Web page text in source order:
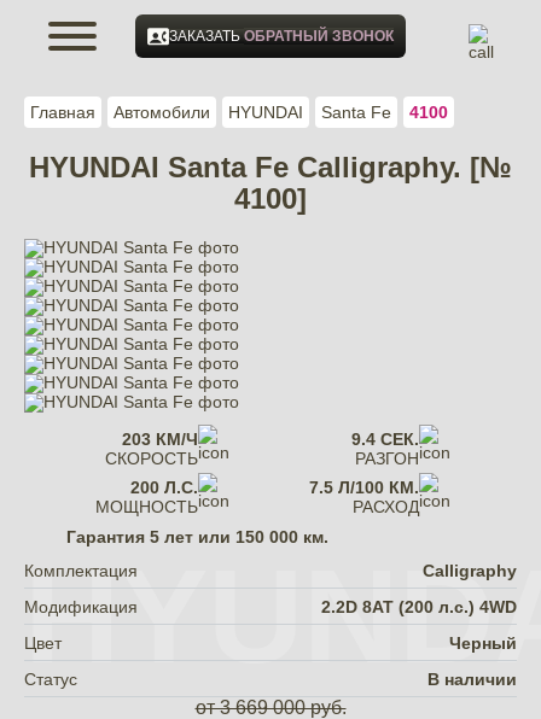
Главная Автомобили HYUNDAI Santa Fe 4100
HYUNDAI Santa Fe Calligraphy. [№
4100]
Гарантия 5 лет или 150 000 км.
Комплектация
Calligraphy
Модификация
2.2D 8АТ (200 л.с.) 4WD
Цвет
Черный
Статус
В наличии
от 3 669 000 руб.
203 КМ/Ч
СКОРОСТЬ
9.4 СЕК.
РАЗГОН
200 Л.С.
МОЩНОСТЬ
7.5 Л/100 КМ.
РАСХОД
ЗАКАЗАТЬОБРАТНЫЙ ЗВОНОК